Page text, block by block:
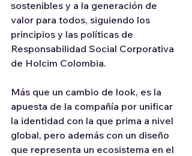
sostenibles y a la generación de
valor para todos, siguiendo los
principios y las políticas de
Responsabilidad Social Corporativa
de Holcim Colombia.
Más que un cambio de look, es la
apuesta de la compañía por unificar
la identidad con la que prima a nivel
global, pero además con un diseño
que representa un ecosistema en el